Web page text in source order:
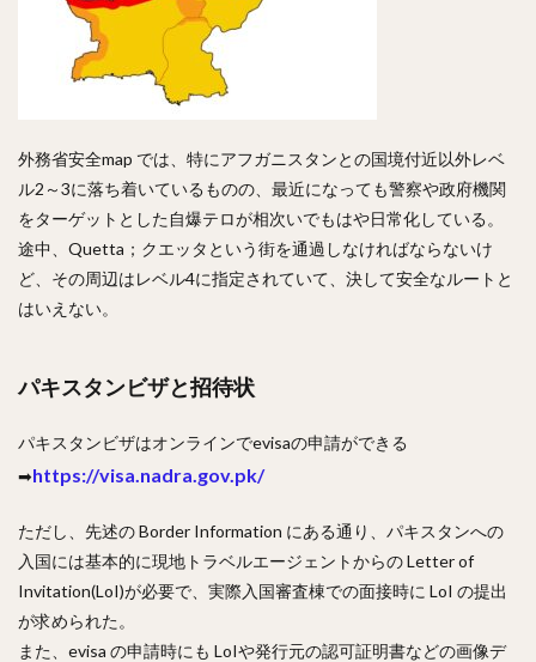
外務省安全map では、特にアフガニスタンとの国境付近以外レベ
ル2～3に落ち着いているものの、最近になっても警察や政府機関
をターゲットとした自爆テロが相次いでもはや日常化している。
途中、Quetta；クエッタという街を通過しなければならないけ
ど、その周辺はレベル4に指定されていて、決して安全なルートと
はいえない。
パキスタンビザと招待状
パキスタンビザはオンラインでevisaの申請ができる
➡https://visa.nadra.gov.pk/
ただし、先述の Border Information にある通り、パキスタンへの
入国には基本的に現地トラベルエージェントからの Letter of
Invitation(LoI)が必要で、実際入国審査棟での面接時に LoI の提出
が求められた。
また、evisa の申請時にも LoIや発行元の認可証明書などの画像デ